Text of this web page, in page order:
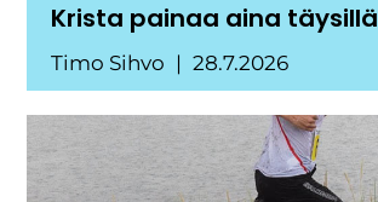
Krista painaa aina täysillä
Timo Sihvo 28.7.2026